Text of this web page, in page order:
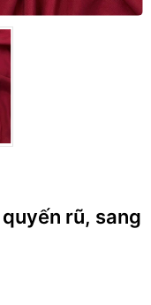
rũ, sang